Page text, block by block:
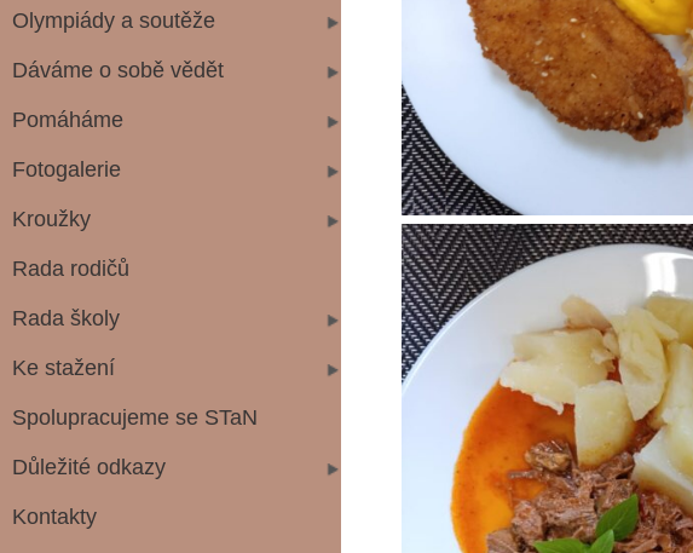
Olympiády a soutěže
Dáváme o sobě vědět
Pomáháme
Fotogalerie
Kroužky
Rada rodičů
Rada školy
Ke stažení
Spolupracujeme se STaN
Důležité odkazy
Kontakty